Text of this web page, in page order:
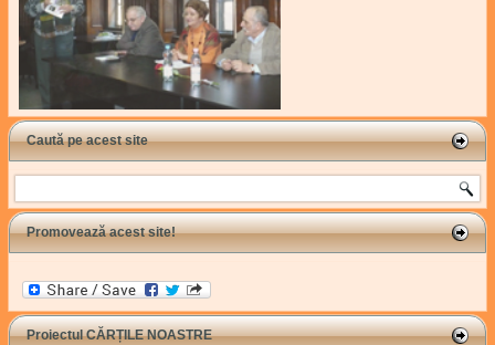
Caută pe acest site
Search
Promovează acest site!
Proiectul CĂRȚILE NOASTRE